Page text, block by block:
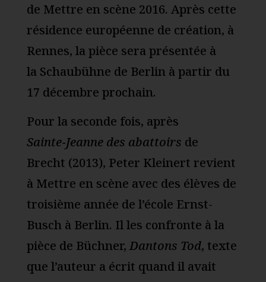
de Mettre en scène 2016. Après cette
résidence européenne de création, à
Rennes, la pièce sera présentée à
la Schaubühne de Berlin à partir du
17 décembre prochain.
Pour la seconde fois, après
Sainte‑Jeanne des abattoirs de
Brecht (2013), Peter Kleinert revient
à Mettre en scène avec des élèves de
troisième année de l’école Ernst-
Busch à Berlin. Il les confronte à la
pièce de Büchner, Dantons Tod, texte
que l’auteur a écrit quand il avait